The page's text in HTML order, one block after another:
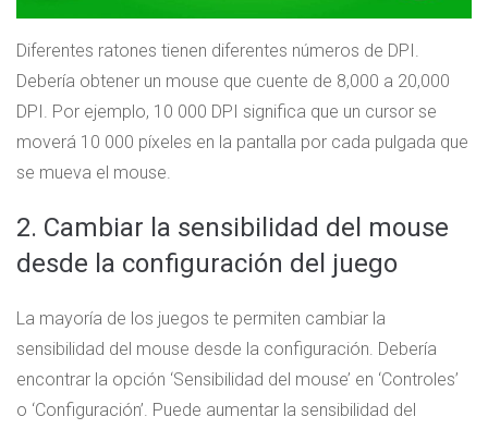
Diferentes ratones tienen diferentes números de DPI.
Debería obtener un mouse que cuente de 8,000 a 20,000
DPI. Por ejemplo, 10 000 DPI significa que un cursor se
moverá 10 000 píxeles en la pantalla por cada pulgada que
se mueva el mouse.
2. Cambiar la sensibilidad del mouse
desde la configuración del juego
La mayoría de los juegos te permiten cambiar la
sensibilidad del mouse desde la configuración. Debería
encontrar la opción ‘Sensibilidad del mouse’ en ‘Controles’
o ‘Configuración’. Puede aumentar la sensibilidad del